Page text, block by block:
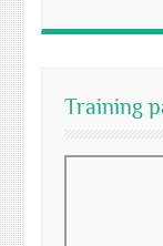
Training